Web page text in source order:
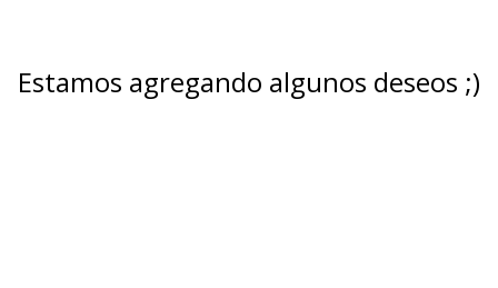
Estamos agregando algunos deseos ;)